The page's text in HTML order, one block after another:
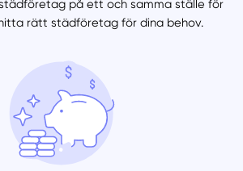
på ett och samma ställe för
rätt städföretag för dina behov.